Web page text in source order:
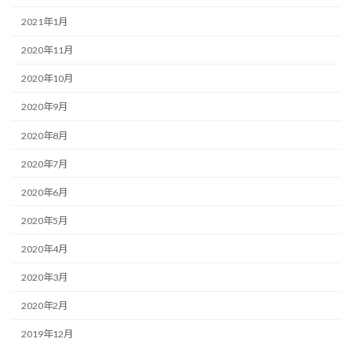
2021年1月
2020年11月
2020年10月
2020年9月
2020年8月
2020年7月
2020年6月
2020年5月
2020年4月
2020年3月
2020年2月
2019年12月